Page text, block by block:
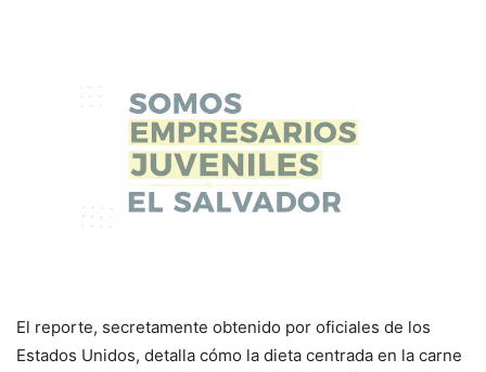
El reporte, secretamente obtenido por oficiales de los
Estados Unidos, detalla cómo la dieta centrada en la carne